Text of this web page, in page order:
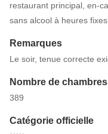
restaurant principal, en-
sans alcool à heures fixes.
Remarques
Le soir, tenue correcte
Nombre de chambres
389
Catégorie officielle